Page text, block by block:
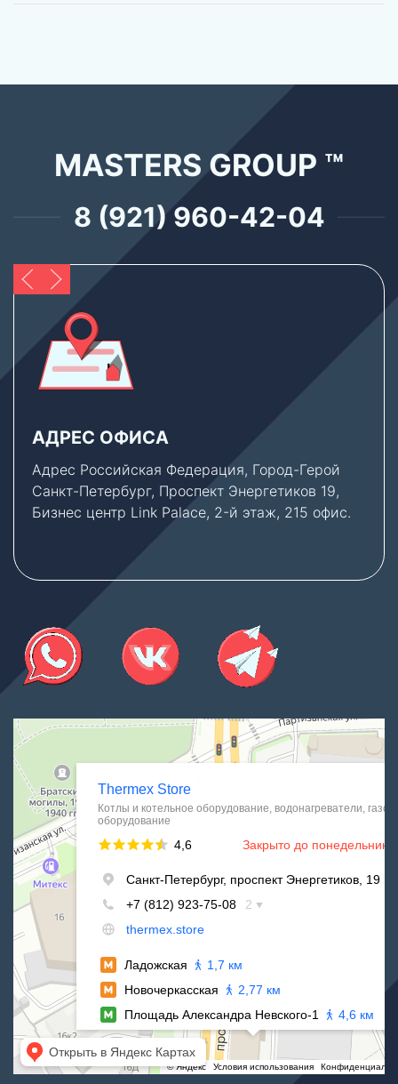
MASTERS GROUP ™
8 (921) 960-42-04
АДРЕС ОФИСА
Адрес Российская Федерация, Город-Герой
Санкт-Петербург, Проспект Энергетиков 19,
Бизнес центр Link Palace, 2-й этаж, 215 офис.
Thermex Store
Котлы и котельное оборудование в Санкт‑Петербурге
Водонагреватели в Санкт‑Петербурге